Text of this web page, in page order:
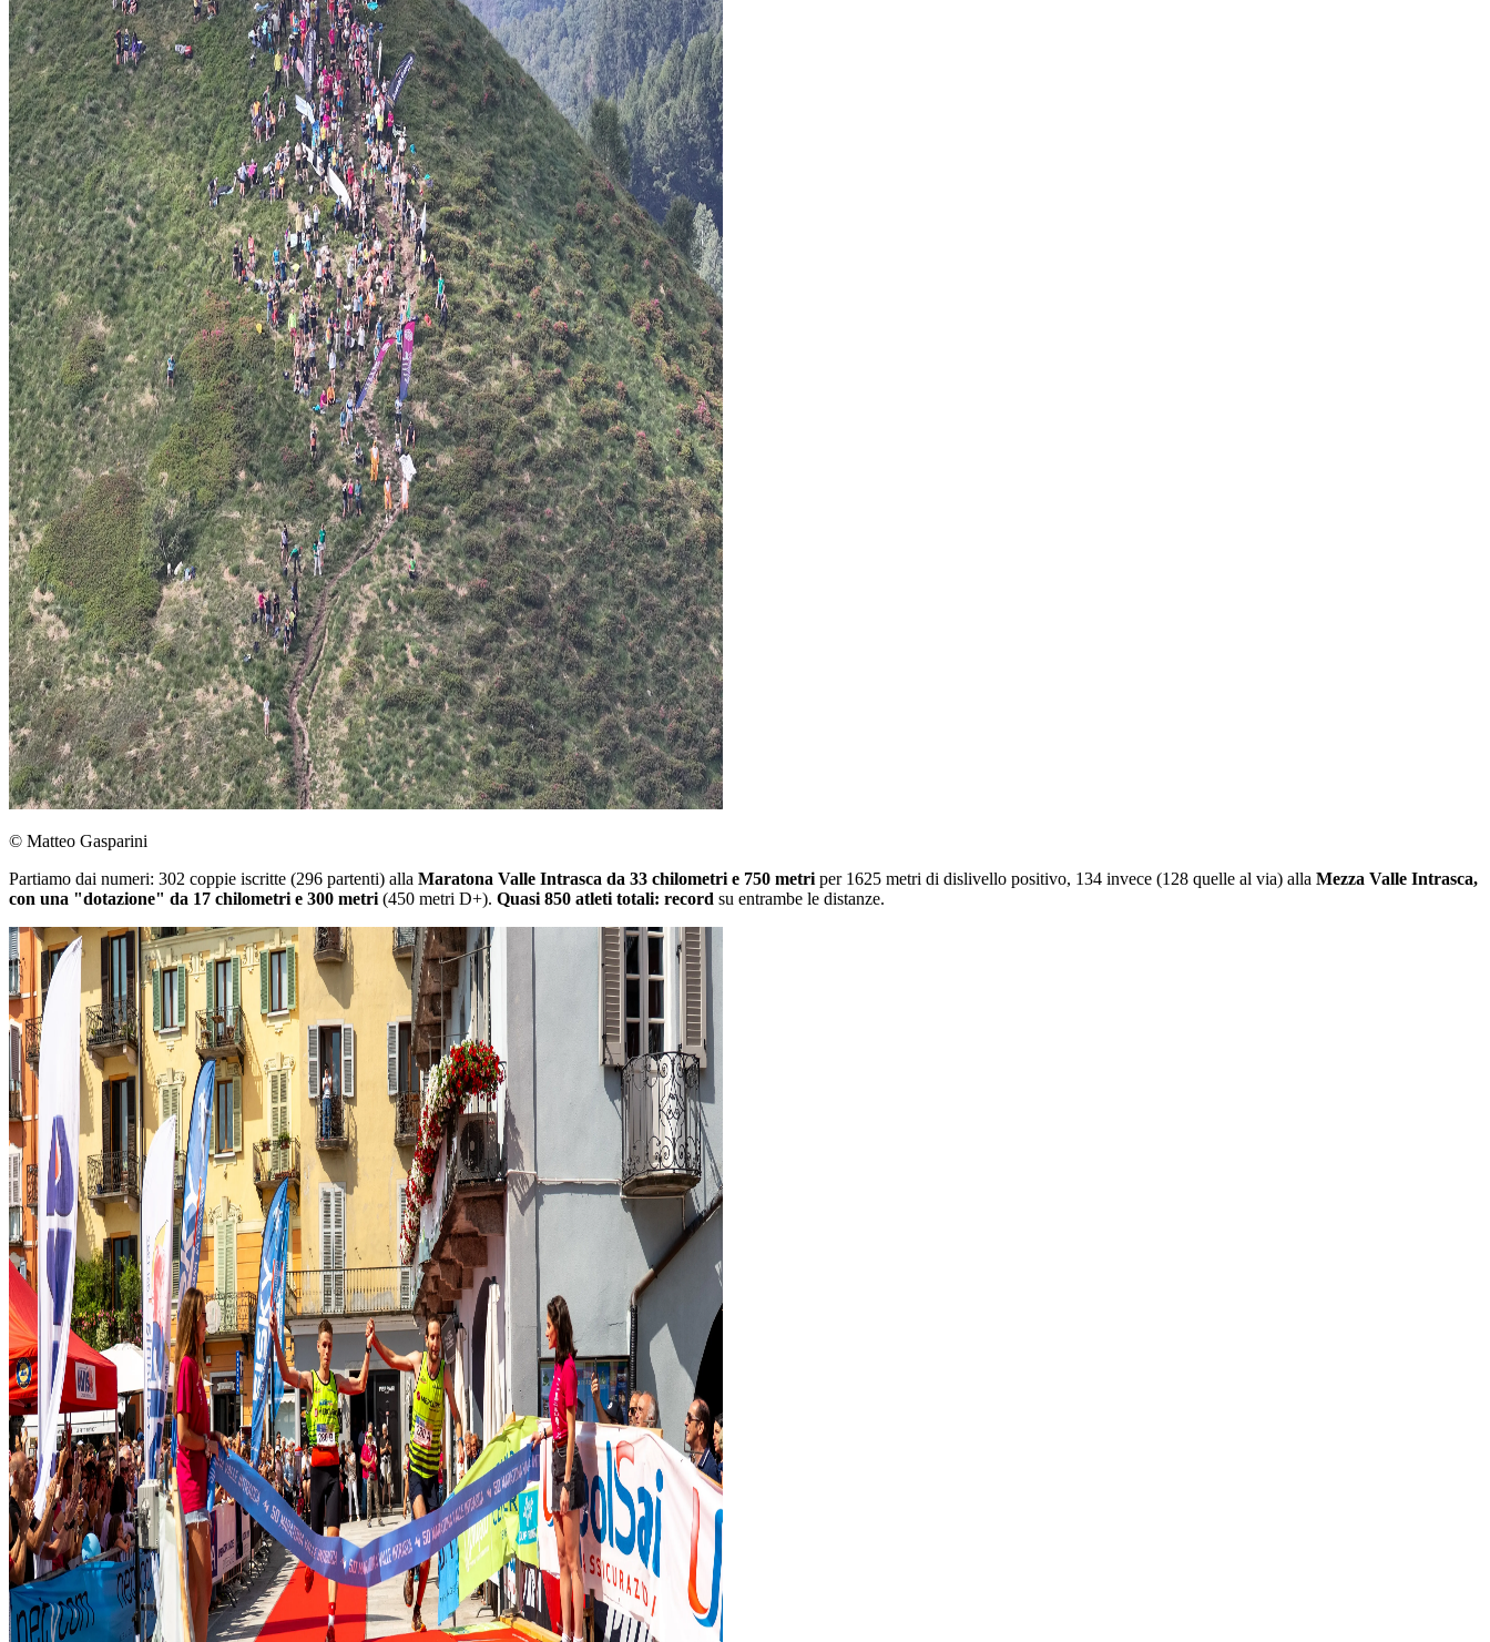
© Matteo Gasparini
Partiamo dai numeri: 302 coppie iscritte (296 partenti) alla Maratona Valle Intrasca da 33 chilometri e 750 metri per 1625 metri di dislivello positivo, 134 invece (128 quelle al via) alla Mezza Valle Intrasca,
con una "dotazione" da 17 chilometri e 300 metri (450 metri D+). Quasi 850 atleti totali: record su entrambe le distanze.